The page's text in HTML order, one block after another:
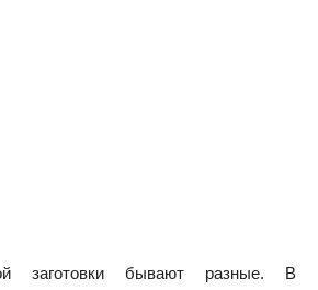
заготовки бывают разные. В